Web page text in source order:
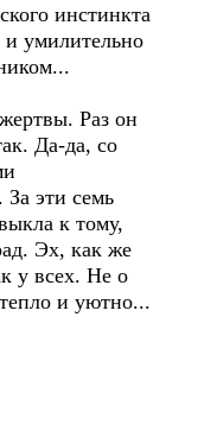
инстинкта
умилительно
Раз он
Да-да, со
За эти семь
к тому,
Эх, как же
у всех. Не о
и уютно...